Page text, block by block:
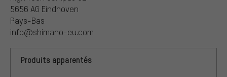
5656 AG Eindhoven
Pays-Bas
info@shimano-eu.com
Produits apparentés